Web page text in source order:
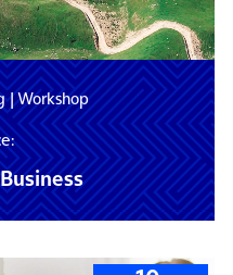
|Workshop